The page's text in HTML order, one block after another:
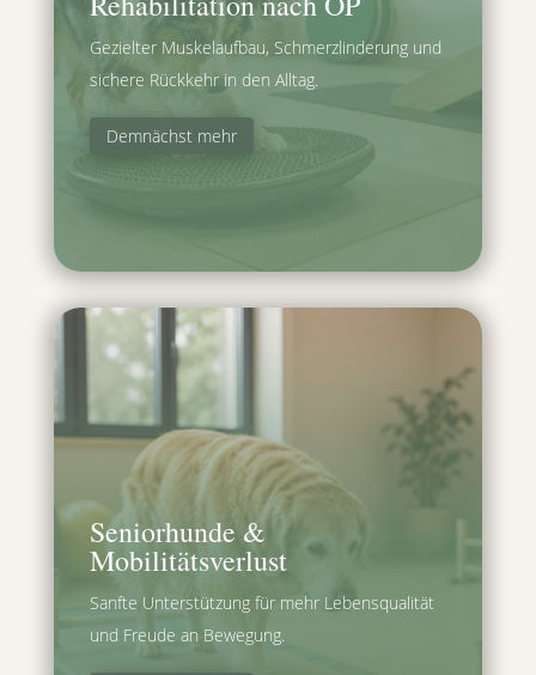
Gezielter Muskelaufbau, Schmerzlinderung und
sichere Rückkehr in den Alltag.
Demnächst mehr
Seniorhunde &
Mobilitätsverlust
Sanfte Unterstützung für mehr Lebensqualität
und Freude an Bewegung.